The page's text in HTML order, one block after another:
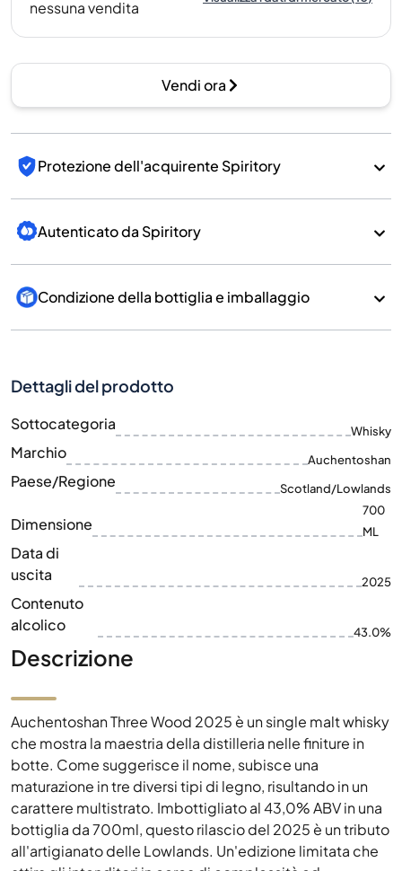
nessuna vendita
Vendi ora
Protezione dell'acquirente Spiritory
Autenticato da Spiritory
Condizione della bottiglia e imballaggio
Dettagli del prodotto
Sottocategoria Whisky
Marchio Auchentoshan
Paese/Regione Scotland/Lowlands
Dimensione
700
ML
Data di
uscita
2025
Contenuto
alcolico
43.0%
Descrizione
Auchentoshan Three Wood 2025 è un single malt whisky
che mostra la maestria della distilleria nelle finiture in
botte. Come suggerisce il nome, subisce una
maturazione in tre diversi tipi di legno, risultando in un
carattere multistrato. Imbottigliato al 43,0% ABV in una
bottiglia da 700ml, questo rilascio del 2025 è un tributo
all'artigianato delle Lowlands. Un'edizione limitata che